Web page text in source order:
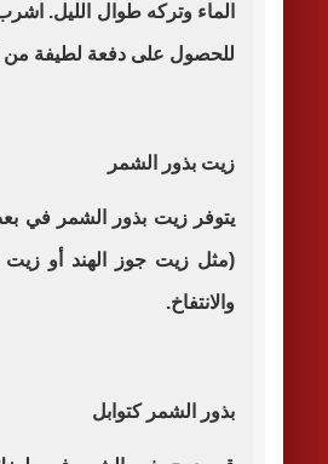
الماء وتركه طوال الليل.
للحصول على دفعة لطيفة من
زيت بذور الشمر
يتوفر زيت بذور الشمر في
(مثل زيت جوز الهند أو زيت
والانتفاخ.
بذور الشمر كتوابل